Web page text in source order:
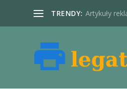
TRENDY: Artykuły